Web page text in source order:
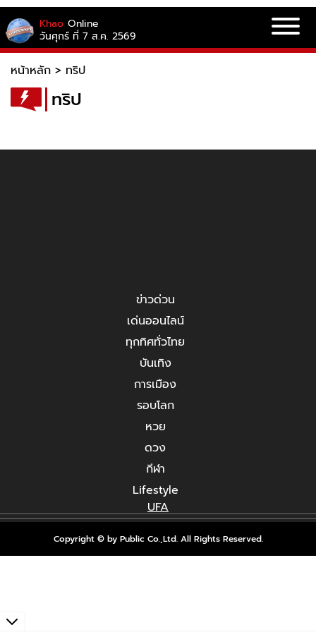
Khao Online
วันศุกร์ ที่ 7 ส.ค. 2569
หน้าหลัก > ทริป
ทริป
ข่าวด่วน
เด่นออนไลน์
ทุกทิศทั่วไทย
บันเทิง
การเมือง
รอบโลก
หวย
ดวง
กีฬา
Lifestyle
UFA
Copyright © by Public Co.,Ltd. All Rights Reserved.